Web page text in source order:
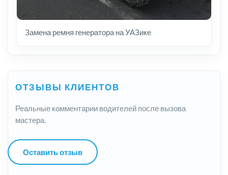
Замена ремня генератора на УАЗике
ОТЗЫВЫ КЛИЕНТОВ
Реальные комментарии водителей после вызова
мастера.
Оставить отзыв